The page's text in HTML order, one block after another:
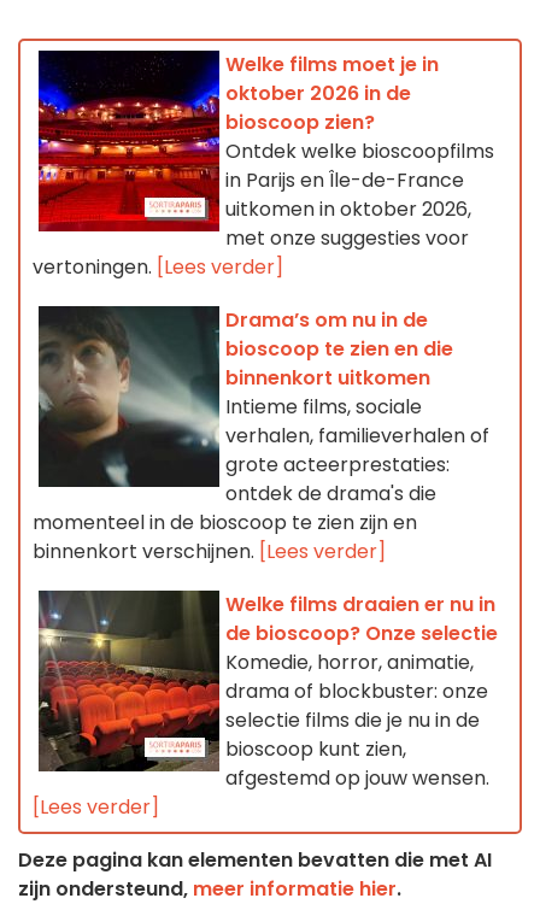
Welke films moet je in
oktober 2026 in de
bioscoop zien?
Ontdek welke bioscoopfilms
in Parijs en Île-de-France
uitkomen in oktober 2026,
met onze suggesties voor
vertoningen. [Lees verder]
Drama’s om nu in de
bioscoop te zien en die
binnenkort uitkomen
Intieme films, sociale
verhalen, familieverhalen of
grote acteerprestaties:
ontdek de drama's die
momenteel in de bioscoop te zien zijn en
binnenkort verschijnen. [Lees verder]
Welke films draaien er nu in
de bioscoop? Onze selectie
Komedie, horror, animatie,
drama of blockbuster: onze
selectie films die je nu in de
bioscoop kunt zien,
afgestemd op jouw wensen.
[Lees verder]
Deze pagina kan elementen bevatten die met AI
zijn ondersteund, meer informatie hier.